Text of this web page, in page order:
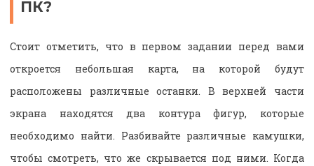
ПК?
Стоит отметить, что в первом задании перед вами
откроется небольшая карта, на которой будут
расположены различные останки. В верхней части
экрана находятся два контура фигур, которые
необходимо найти. Разбивайте различные камушки,
чтобы смотреть, что же скрывается под ними. Когда